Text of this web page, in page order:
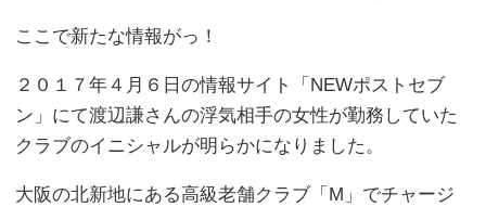
ここで新たな情報がっ！
２０１７年４月６日の情報サイト「NEWポストセブ
ン」にて渡辺謙さんの浮気相手の女性が勤務していた
クラブのイニシャルが明らかになりました。
大阪の北新地にある高級老舗クラブ「M」でチャージ